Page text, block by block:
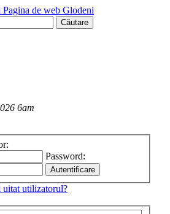
Pagina de web Glodeni
Căutare
6am
Password:
uitat utilizatorul?